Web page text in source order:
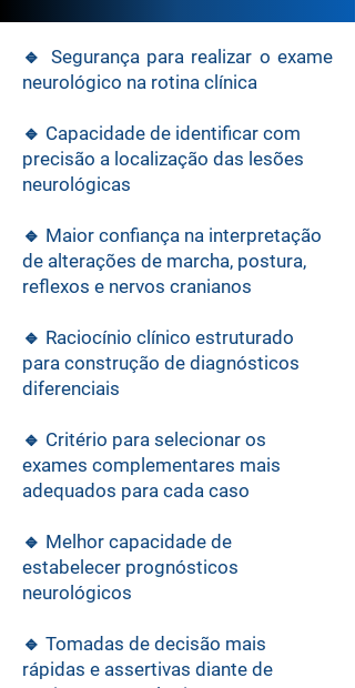
🔹 Segurança para realizar o exame
neurológico na rotina clínica
🔹 Capacidade de identificar com
precisão a localização das lesões
neurológicas
🔹 Maior confiança na interpretação
de alterações de marcha, postura,
reflexos e nervos cranianos
🔹 Raciocínio clínico estruturado
para construção de diagnósticos
diferenciais
🔹 Critério para selecionar os
exames complementares mais
adequados para cada caso
🔹 Melhor capacidade de
estabelecer prognósticos
neurológicos
🔹 Tomadas de decisão mais
rápidas e assertivas diante de